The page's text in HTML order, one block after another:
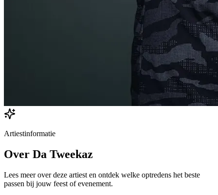
Artiestinformatie
Over Da Tweekaz
Lees meer over deze artiest en ontdek welke optredens het beste
passen bij jouw feest of evenement.